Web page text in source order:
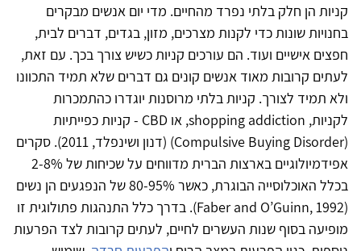
קניות הן חלק בלתי נפרד מהחיים. מדי יום אנשים מבקרים
בחנויות שונות כדי לקנות מצרכים, מזון, בגדים, דברים לבית,
חפצים אישיים ועוד. הם עורכים קניות כשיש צורך בכך. עם זאת,
לעתים קרובות מאוד אנשים קונים גם דברים שלא תמיד התכוונו
ולא תמיד לצורך. קניות בלתי מרוסנות יוגדרו כהתמכרות
לקניות, shopping addiction, או CBD - קניות כפייתיות
(Compulsive Buying Disorder) (דנון ושינפלד, 2011). סקרים
אפידמיולוגיים בארצות הברית מדווחים על שכיחות של 2-8%
בכלל האוכלוסייה הבוגרת, כאשר 80-95% של הנפגעים הן נשים
(Faber and O’Guinn, 1992). בדרך כלל התנהגות פתולוגית זו
מופיעה בסוף שנות העשרים לחיים, לעתים קרובות לצד הפרעות